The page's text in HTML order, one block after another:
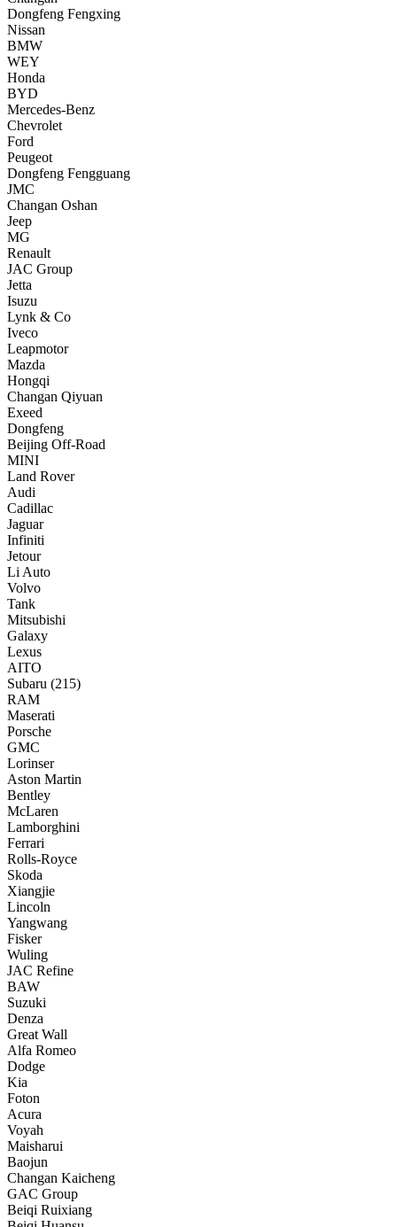
Dongfeng Fengxing
Nissan
BMW
WEY
Honda
BYD
Mercedes-Benz
Chevrolet
Ford
Peugeot
Dongfeng Fengguang
JMC
Changan Oshan
Jeep
MG
Renault
JAC Group
Jetta
Isuzu
Lynk & Co
Iveco
Leapmotor
Mazda
Hongqi
Changan Qiyuan
Exeed
Dongfeng
Beijing Off-Road
MINI
Land Rover
Audi
Cadillac
Jaguar
Infiniti
Jetour
Li Auto
Volvo
Tank
Mitsubishi
Galaxy
Lexus
AITO
Subaru (215)
RAM
Maserati
Porsche
GMC
Lorinser
Aston Martin
Bentley
McLaren
Lamborghini
Ferrari
Rolls-Royce
Skoda
Xiangjie
Lincoln
Yangwang
Fisker
Wuling
JAC Refine
BAW
Suzuki
Denza
Great Wall
Alfa Romeo
Dodge
Kia
Foton
Acura
Voyah
Maisharui
Baojun
Changan Kaicheng
GAC Group
Beiqi Ruixiang